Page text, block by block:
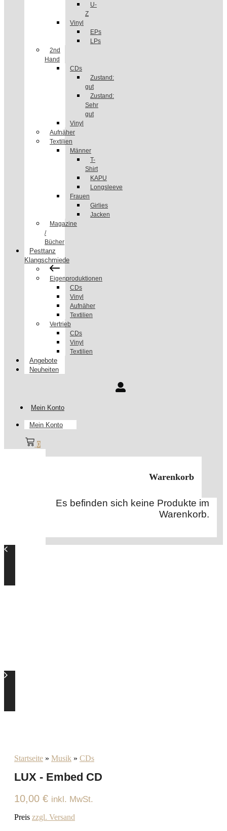
U-
Z
Vinyl
EPs
LPs
2nd
Hand
CDs
Zustand:
gut
Zustand:
Sehr
gut
Vinyl
Aufnäher
Textilien
Männer
T-
Shirt
KAPU
Longsleeve
Frauen
Girlies
Jacken
Magazine
/
Bücher
Pesttanz
Klangschmiede
Eigenproduktionen
CDs
Vinyl
Aufnäher
Textilien
Vertrieb
CDs
Vinyl
Textilien
Angebote
Neuheiten
Mein Konto
Mein Konto
0
Warenkorb
Es befinden sich keine Produkte im
Warenkorb.
Startseite » Musik » CDs
LUX - Embed CD
10,00 € inkl. MwSt.
Preis zzgl. Versand